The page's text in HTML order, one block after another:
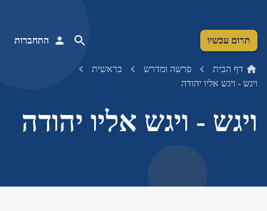
תרום עכשיו התחברות
דף הבית פרשה ומדרש
בראשית
ויגש - ויגש אליו יהודה
ויגש - ויגש אליו יהודה